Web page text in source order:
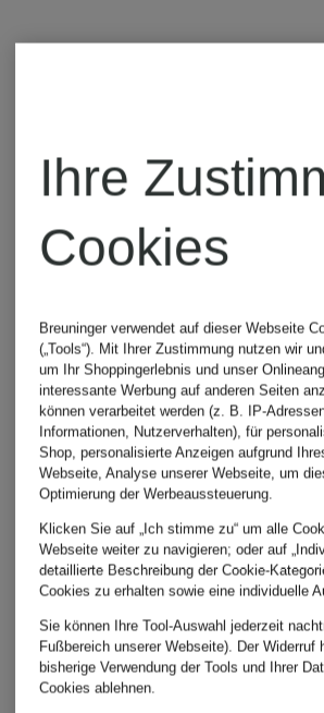
SALOMON
Lauftop
SENSE
AERO
CHF 35
Ursprünglich:
Ihre
Cookies
Breuninger verwendet auf dieser Webseite
(„Tools“). Mit Ihrer Zustimmung nutzen wir
um Ihr Shoppingerlebnis und unser
interessante Werbung auf anderen Seiten
können verarbeitet werden (z. B. IP-
Informationen, Nutzerverhalten), für
Shop, personalisierte Anzeigen aufgrund
Webseite, Analyse unserer Webseite, um
Optimierung der Werbeaussteuerung.
Klicken Sie auf „Ich stimme zu“ um alle
Webseite weiter zu navigieren; oder auf
detaillierte Beschreibung der Cookie-
Cookies zu erhalten sowie eine individuelle
Sie können Ihre Tool-Auswahl jederzeit
Fußbereich unserer Webseite). Der
bisherige Verwendung der Tools und Ihrer
Cookies ablehnen.